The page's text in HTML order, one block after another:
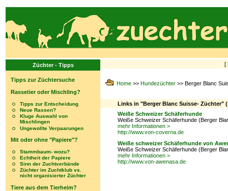
Züchter - Tipps
Tipps zur Züchtersuche
Rassetier oder Mischling?
Tipps zur Entscheidung
Neue Rassen?
Kluge Auswahl von
Mischlingen
Ungewollte Verpaarungen
Mit oder ohne "Papiere"?
Stammbaum- wozu?
Echtheit der Papiere
Sinn der Zuchtverbände
Züchter im Zuchtklub vs.
nicht organisierter Züchter
Tiere aus dem Tierheim?
[
Home >> Hundezüchter >> Berger Blanc
Links in "Berger Blanc Suisse- Züchter"
Weiße Schweizer Schäferhunde
Weiße Schweizer Schäferhunde (Berger
mehr Informationen >
http://www.von-coverna.de
Weiße schweizer Schäferhunde von
Weiße Schweizer Schäferhunde (Berger
mehr Informationen >
http://www.von-awenasa.de